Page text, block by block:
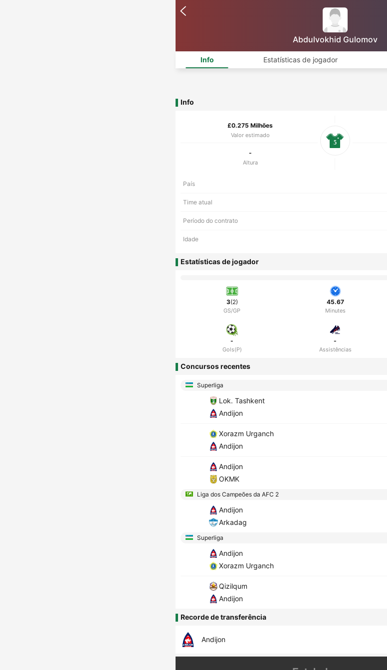
Abdulvokhid Gulomov
Info Estatísticas de jogador
Info
£0.275 Milhões
Valor estimado
-
Altura
5
País
Time atual
Período do contrato
Idade
Estatísticas de jogador
3(2)
GS/GP
45.67
Minutes
-
Gols(P)
-
Assistências
Concursos recentes
Superliga
Lok. Tashkent
Andijon
Xorazm Urganch
Andijon
Andijon
OKMK
Liga dos Campeões da AFC 2
Andijon
Arkadag
Superliga
Andijon
Xorazm Urganch
Qizilqum
Andijon
Recorde de transferência
Andijon